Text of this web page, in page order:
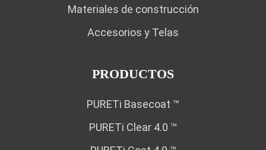
Materiales de construcción
Accesorios y Telas
PRODUCTOS
PURETi Basecoat ™
PURETi Clear 4.0 ™